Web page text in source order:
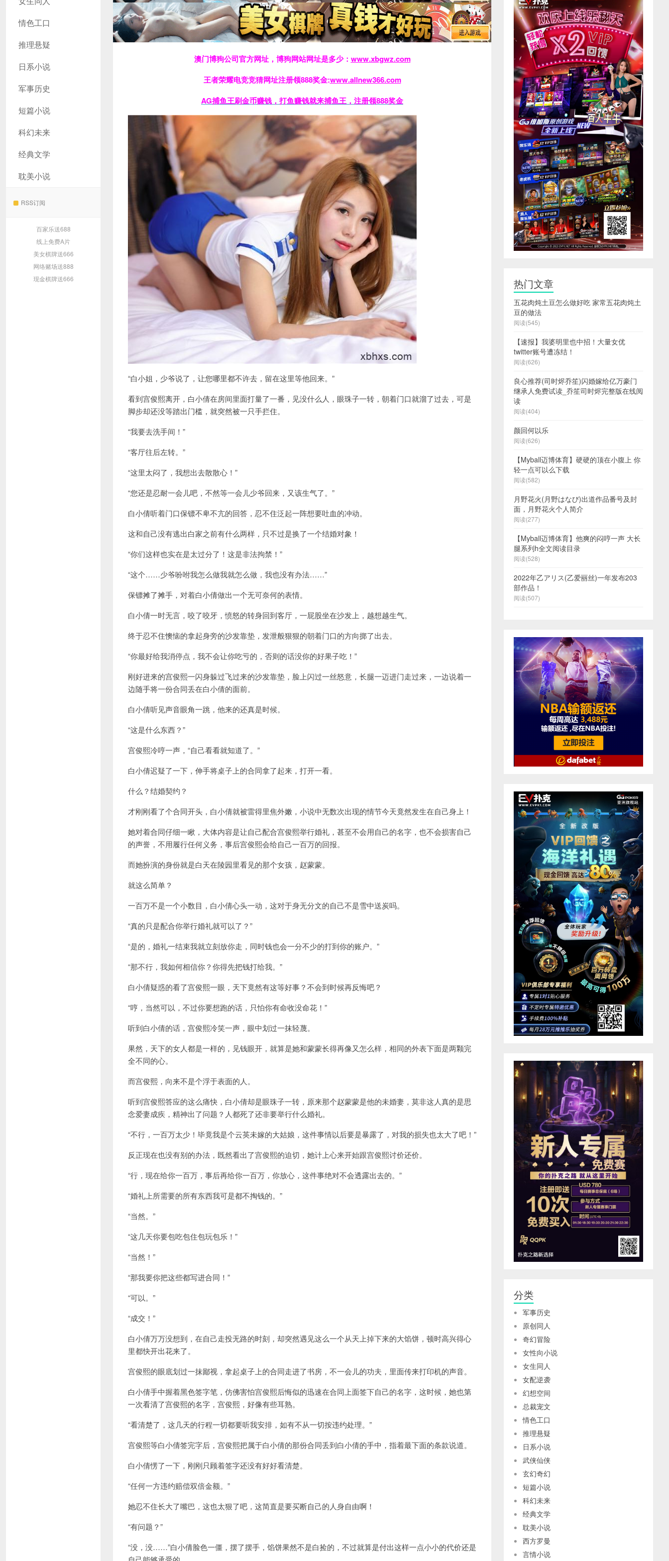
情色工口
推理悬疑
日系小说
军事历史
短篇小说
科幻未来
经典文学
耽美小说
RSS订阅
百家乐送688
线上免费A片
美女棋牌送666
网络赌场送888
现金棋牌送666
澳门博狗公司官方网址，博狗网站网址是多少： www.xbgwz.com
王者荣耀电竞竞猜网址注册领888奖金:www.allnew366.com
AG捕鱼王刷金币赚钱，打鱼赚钱就来捕鱼王，注册领888奖金
“白小姐，少爷说了，让您哪里都不许去，留在这里等他回来。”
看到宫俊熙离开，白小倩在房间里面打量了一番，见没什么人，眼珠子一转，朝着门口就溜了过去，可是
脚步却还没等踏出门槛，就突然被一只手拦住。
“我要去洗手间！”
“客厅往后左转。”
“这里太闷了，我想出去散散心！”
“您还是忍耐一会儿吧，不然等一会儿少爷回来，又该生气了。”
白小倩听着门口保镖不卑不亢的回答，忍不住泛起一阵想要吐血的冲动。
这和自己没有逃出白家之前有什么两样，只不过是换了一个结婚对象！
“你们这样也实在是太过分了！这是非法拘禁！”
“这个……少爷吩咐我怎么做我就怎么做，我也没有办法……”
保镖摊了摊手，对着白小倩做出一个无可奈何的表情。
白小倩一时无言，咬了咬牙，愤怒的转身回到客厅，一屁股坐在沙发上，越想越生气。
终于忍不住懊恼的拿起身旁的沙发靠垫，发泄般狠狠的朝着门口的方向掷了出去。
“你最好给我消停点，我不会让你吃亏的，否则的话没你的好果子吃！”
刚好进来的宫俊熙一闪身躲过飞过来的沙发靠垫，脸上闪过一丝怒意，长腿一迈进门走过来，一边说着一
边随手将一份合同丢在白小倩的面前。
白小倩听见声音眼角一跳，他来的还真是时候。
“这是什么东西？”
宫俊熙冷哼一声，“自己看看就知道了。”
白小倩迟疑了一下，伸手将桌子上的合同拿了起来，打开一看。
什么？结婚契约？
才刚刚看了个合同开头，白小倩就被雷得里焦外嫩，小说中无数次出现的情节今天竟然发生在自己身上！
她对着合同仔细一瞅，大体内容是让自己配合宫俊熙举行婚礼，甚至不会用自己的名字，也不会损害自己
的声誉，不用履行任何义务，事后宫俊熙会给自己一百万的回报。
而她扮演的身份就是白天在陵园里看见的那个女孩，赵蒙蒙。
就这么简单？
一百万不是一个小数目，白小倩心头一动，这对于身无分文的自己不是雪中送炭吗。
“真的只是配合你举行婚礼就可以了？”
“是的，婚礼一结束我就立刻放你走，同时钱也会一分不少的打到你的账户。”
“那不行，我如何相信你？你得先把钱打给我。”
白小倩疑惑的看了宫俊熙一眼，天下竟然有这等好事？不会到时候再反悔吧？
“哼，当然可以，不过你要想跑的话，只怕你有命收没命花！”
听到白小倩的话，宫俊熙冷笑一声，眼中划过一抹轻蔑。
果然，天下的女人都是一样的，见钱眼开，就算是她和蒙蒙长得再像又怎么样，相同的外表下面是两颗完
全不同的心。
而宫俊熙，向来不是个浮于表面的人。
听到宫俊熙答应的这么痛快，白小倩却是眼珠子一转，原来那个赵蒙蒙是他的未婚妻，莫非这人真的是思
念爱妻成疾，精神出了问题？人都死了还非要举行什么婚礼。
“不行，一百万太少！毕竟我是个云英未嫁的大姑娘，这件事情以后要是暴露了，对我的损失也太大了吧！”
反正现在也没有别的办法，既然看出了宫俊熙的迫切，她计上心来开始跟宫俊熙讨价还价。
“行，现在给你一百万，事后再给你一百万，你放心，这件事绝对不会透露出去的。”
“婚礼上所需要的所有东西我可是都不掏钱的。”
“当然。”
“这几天你要包吃包住包玩包乐！”
“当然！”
“那我要你把这些都写进合同！”
“可以。”
“成交！”
白小倩万万没想到，在自己走投无路的时刻，却突然遇见这么一个从天上掉下来的大馅饼，顿时高兴得心
里都快开出花来了。
宫俊熙的眼底划过一抹鄙视，拿起桌子上的合同走进了书房，不一会儿的功夫，里面传来打印机的声音。
白小倩手中握着黑色签字笔，仿佛害怕宫俊熙后悔似的迅速在合同上面签下自己的名字，这时候，她也第
一次看清了宫俊熙的名字，宫俊熙，好像有些耳熟。
“看清楚了，这几天的行程一切都要听我安排，如有不从一切按违约处理。”
宫俊熙等白小倩签完字后，宫俊熙把属于白小倩的那份合同丢到白小倩的手中，指着最下面的条款说道。
白小倩愣了一下，刚刚只顾着签字还没有好好看清楚。
“任何一方违约赔偿双倍金额。”
她忍不住长大了嘴巴，这也太狠了吧，这简直是要买断自己的人身自由啊！
“有问题？”
“没，没……”白小倩脸色一僵，摆了摆手，馅饼果然不是白捡的，不过就算是付出这样一点小小的代价还是
热门文章
五花肉炖土豆怎么做好吃 家常五花肉炖土
豆的做法
阅读(545)
【速报】我婆明里也中招！大量女优
twitter账号遭冻结！
阅读(626)
良心推荐(司时烬乔笙)闪婚嫁给亿万豪门
继承人免费试读_乔笙司时烬完整版在线阅
读
阅读(404)
颜回何以乐
阅读(626)
【Myball迈博体育】硬硬的顶在小腹上 你
轻一点可以么下载
阅读(582)
月野花火(月野はなび)出道作品番号及封
面，月野花火个人简介
阅读(277)
【Myball迈博体育】他爽的闷哼一声 大长
腿系列h全文阅读目录
阅读(528)
2022年乙アリス(乙爱丽丝)一年发布203
部作品！
阅读(507)
分类
军事历史
原创同人
奇幻冒险
女性向小说
女生同人
女配逆袭
幻想空间
总裁宠文
情色工口
推理悬疑
日系小说
武侠仙侠
玄幻奇幻
短篇小说
科幻未来
经典文学
耽美小说
西方罗曼
言情小说